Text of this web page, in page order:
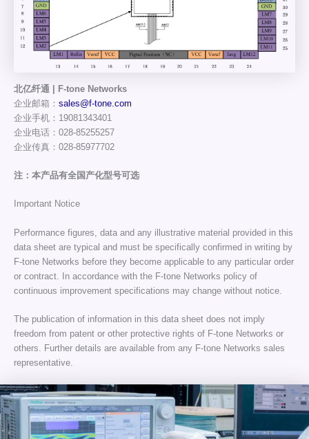
北亿纤通 | F-tone Networks
企业邮箱： sales@f-tone.com
企业手机：19081343401
企业电话：028-85255257
企业传真：028-85977702
注：本产品有全国产化型号可选
Important Notice
Performance figures, data and any illustrative material provided in this
data sheet are typical and must be specifically confirmed in writing by
F-tone Networks before they become applicable to any particular order
or contract. In accordance with the F-tone Networks policy of
continuous improvement specifications may change without notice.
The publication of information in this data sheet does not imply
freedom from patent or other protective rights of F-tone Networks or
others. Further details are available from any F-tone Networks sales
representative.